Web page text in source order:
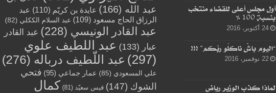
أول مجلس أعلى للقضاء منتخب
بنسبة 100 %
24 أكتوبر، 2016
“اليوم باشْ ناكلُو ربّكم” !!!
22 نوفمبر، 2016
لماذا كذب الوزير رياض
عبد الله (166) عايدة بن كريّم (110)
عبد
الرزاق الحاج مسعود (109) عبد السلام الككلي (82)
عبد القادر الونيسي (228)
عبد القادر
عبار (133)
عبد اللطيف علوي
(297)
عبد اللّطيف درباله (276)
علي المسعودي (85) عمار جماعي (95)
فتحي
الشوك (147) قيس سعيّد (81)
كمال